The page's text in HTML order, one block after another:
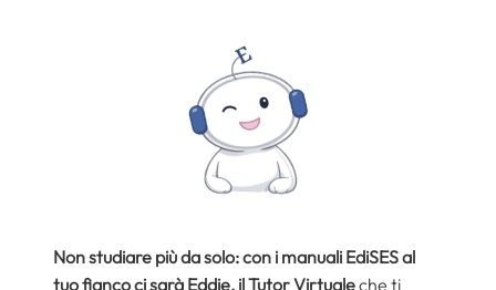
Non studiare più da solo: con i manuali EdiSES al
tuo fianco ci sarà Eddie, il Tutor Virtualeche ti